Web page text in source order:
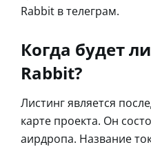
Rabbit в телеграм.
Когда будет
Rabbit?
Листинг является
карте проекта. Он
аирдропа. Название